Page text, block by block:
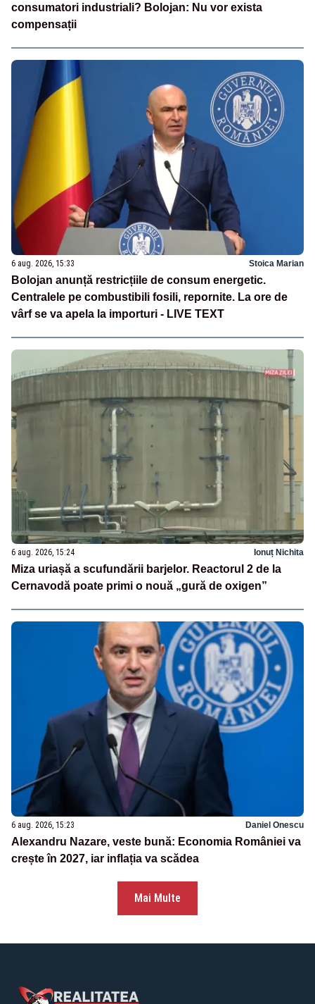
consumatori industriali? Bolojan: Nu vor exista
compensații
6 aug. 2026, 15:33 Stoica Marian
Bolojan anunță restricțiile de consum energetic.
Centralele pe combustibili fosili, repornite. La ore de
vârf se va apela la importuri - LIVE TEXT
6 aug. 2026, 15:24 Ionuț Nichita
Miza uriașă a scufundării barjelor. Reactorul 2 de la
Cernavodă poate primi o nouă „gură de oxigen”
6 aug. 2026, 15:23 Daniel Onescu
Alexandru Nazare, veste bună: Economia României va
crește în 2027, iar inflația va scădea
Mai Multe